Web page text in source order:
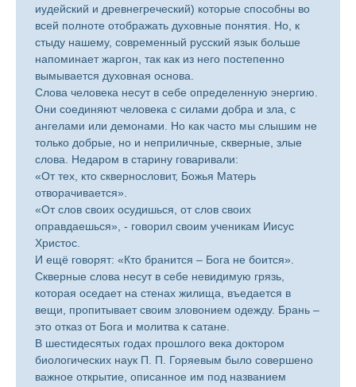
иудейский и древнегреческий) которые способны во
всей полноте отображать духовные понятия. Но, к
стыду нашему, современный русский язык больше
напоминает жаргон, так как из него постепенно
вымывается духовная основа.
Слова человека несут в себе определенную энергию.
Они соединяют человека с силами добра и зла, с
ангелами или демонами. Но как часто мы слышим не
только добрые, но и неприличные, скверные, злые
слова. Недаром в старину говаривали:
«От тех, кто сквернословит, Божья Матерь
отворачивается».
«От слов своих осудишься, от слов своих
оправдаешься», - говорил своим ученикам Иисус
Христос.
И ещё говорят: «Кто бранится – Бога не боится».
Скверные слова несут в себе невидимую грязь,
которая оседает на стенах жилища, въедается в
вещи, пропитывает своим зловонием одежду. Брань –
это отказ от Бога и молитва к сатане.
В шестидесятых годах прошлого века доктором
биологических наук П. П. Горяевым было совершено
важное открытие, описанное им под названием